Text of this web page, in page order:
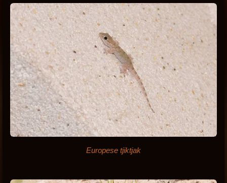
Europese tjiktjak